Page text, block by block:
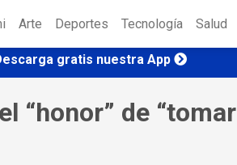
Arte Deportes Tecnología Salud
gratis nuestra App
“honor” de “tomar